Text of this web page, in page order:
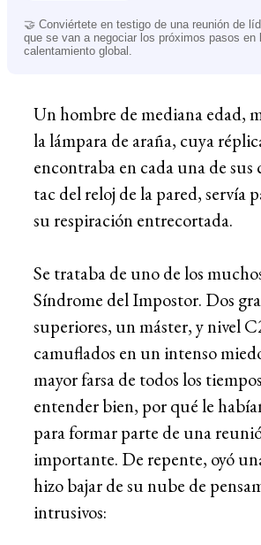
🤝 Conviértete en testigo de una reunión de
que se van a negociar los próximos pasos en
calentamiento global.
Un hombre de mediana edad,
la lámpara de araña, cuya
encontraba en cada una de sus
tac del reloj de la pared, servía
su respiración entrecortada.
Se trataba de uno de los
Síndrome del Impostor. Dos
superiores, un máster, y nivel
camuflados en un intenso
mayor farsa de todos los
entender bien, por qué le
para formar parte de una
importante. De repente, oyó
hizo bajar de su nube de
intrusivos: